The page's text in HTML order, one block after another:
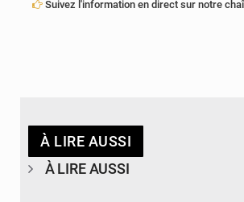
Suivez l'information en direct sur notre
À LIRE AUSSI
À LIRE AUSSI